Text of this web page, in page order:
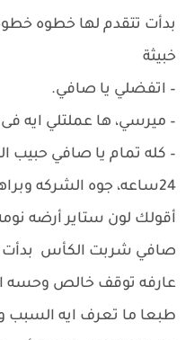
بدأت تتقدم لها خطوه
خبيثة
– اتفضلي يا صافي.
– ميرسي، ها عملتلي ايه فى
– كله تمام يا صافي حبيب
24ساعه، جوه الشركه
أقولك لون ستاير أرضه
صافي شربت الكأس
عارفه توقف خالص وحسه
طبعا ما تعرف ايه السبب